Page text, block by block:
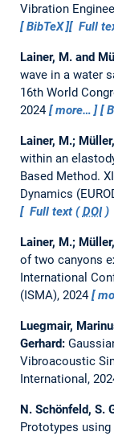
Vibration
BibTeX
Full
Lainer, M. and
wave in a water
16th World
2024
more…
Lainer, M.;
within an
Based Method.
Dynamics
Full text (DOI)
Lainer, M.;
of two canyons
International
(ISMA), 2024
Luegmair,
Gerhard:
Vibroacoustic
International,
N. Schönfeld, S.
Prototypes using